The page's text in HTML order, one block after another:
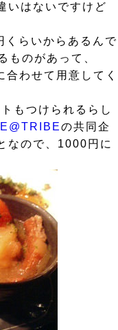
いはないですけど
くらいからあるんで
ものがあって、
わせて用意してく
もつけられるらし
の共同企
なので、1000円に